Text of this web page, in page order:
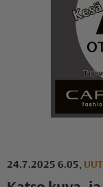
24.7.2025 6.05,